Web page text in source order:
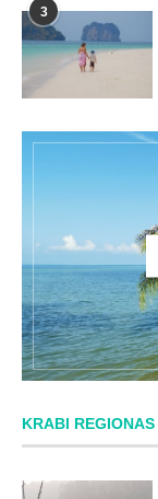
3
KRABI REGIONAS